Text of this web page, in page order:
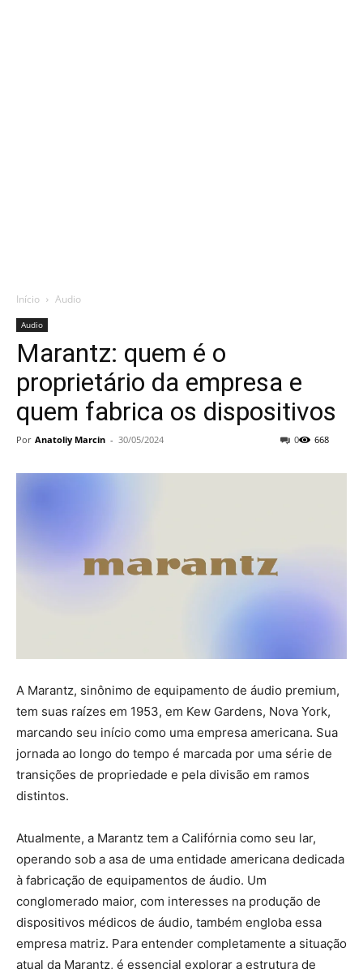
Início Audio
Audio
Marantz: quem é o
proprietário da empresa e
quem fabrica os dispositivos
Por Anatoliy Marcin - 30/05/2024 668
0
A Marantz, sinônimo de equipamento de áudio premium,
tem suas raízes em 1953, em Kew Gardens, Nova York,
marcando seu início como uma empresa americana. Sua
jornada ao longo do tempo é marcada por uma série de
transições de propriedade e pela divisão em ramos
distintos.
Atualmente, a Marantz tem a Califórnia como seu lar,
operando sob a asa de uma entidade americana dedicada
à fabricação de equipamentos de áudio. Um
conglomerado maior, com interesses na produção de
dispositivos médicos de áudio, também engloba essa
empresa matriz. Para entender completamente a situação
atual da Marantz, é essencial explorar a estrutura de